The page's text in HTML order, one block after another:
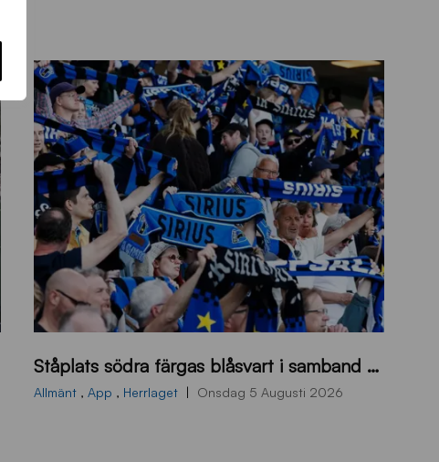
ö
d
Ståplats södra färgas blåsvart i samband med nästa hemmamatch
Allmänt , App , Herrlaget Onsdag 5 Augusti 2026